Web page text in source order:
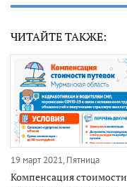
ЧИТАЙТЕ ТАКЖЕ:
19 март 2021, Пятница
Компенсация стоимости